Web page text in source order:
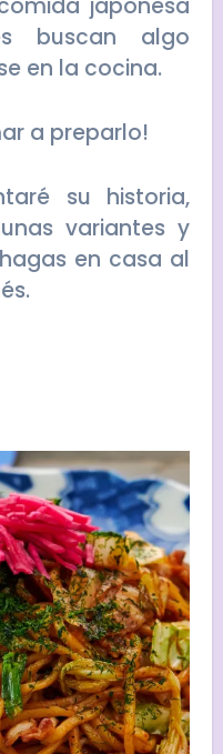
japonesa
buscan algo
en la cocina.
a preparlo!
su historia,
variantes y
en casa al